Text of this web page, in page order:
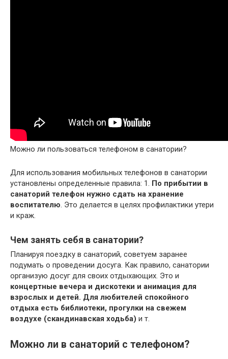
Можно ли пользоваться телефоном в санатории?
Для использования мобильных телефонов в санатории
установлены определенные правила: 1. По прибытии в
санаторий телефон нужно сдать на хранение
воспитателю. Это делается в целях профилактики утери
и краж.
Чем занять себя в санатории?
Планируя поездку в санаторий, советуем заранее
подумать о проведении досуга. Как правило, санатории
организую досуг для своих отдыхающих. Это и
концертные вечера и дискотеки и анимация для
взрослых и детей. Для любителей спокойного
отдыха есть библиотеки, прогулки на свежем
воздухе (скандинавская ходьба) и т.
Можно ли в санаторий с телефоном?